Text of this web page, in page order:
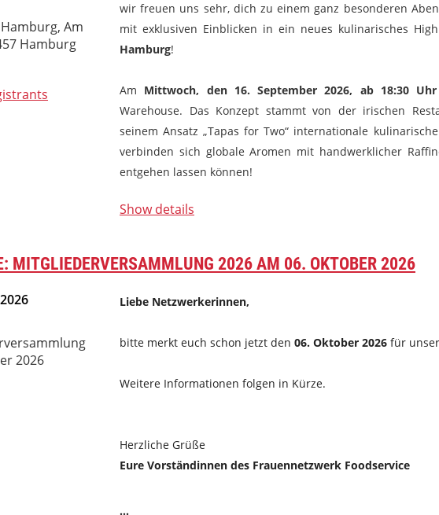
Am
Hamburg
wir freuen uns sehr, dich zu einem ganz besonderen
mit exklusiven Einblicken in ein neues kulinarisches
Hamburg!
Am Mittwoch, den 16. September 2026, ab 18:30 Uhr
Warehouse. Das Konzept stammt von der irischen
seinem Ansatz „Tapas for Two“ internationale
verbinden sich globale Aromen mit handwerklicher
entgehen lassen können!
...
Show details
MITGLIEDERVERSAMMLUNG 2026 AM 06. OKTOBER 2026
2026
Liebe Netzwerkerinnen,
bitte merkt euch schon jetzt den 06. Oktober 2026 für
Weitere Informationen folgen in Kürze.
Herzliche Grüße
Eure Vorständinnen des Frauennetzwerk Foodservice
...